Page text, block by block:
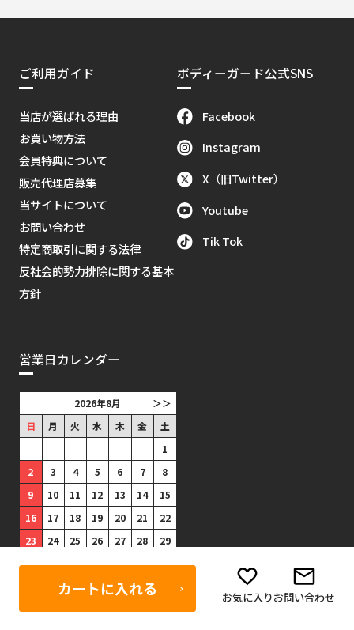
カートに入れる お気に入りお問い合わせ
ご利用ガイド
当店が選ばれる理由
お買い物方法
会員特典について
販売代理店募集
当サイトについて
お問い合わせ
特定商取引に関する法律
反社会的勢力排除に関する基本
方針
ボディーガード公式SNS
Facebook
Instagram
X（旧Twitter）
Youtube
Tik Tok
営業日カレンダー
＞＞
2026年8月
日
月 火 水 木 金
土
1
2
3 4 5 6 7
8
9
10 11 12 13 14
15
16
17 18 19 20 21
22
23
24 25 26 27 28
29
30
31
は出荷がありません。(祝日
は出荷あり)